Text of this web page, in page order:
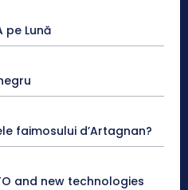
pe Lună
faimosului d’Artagnan?
and new technologies